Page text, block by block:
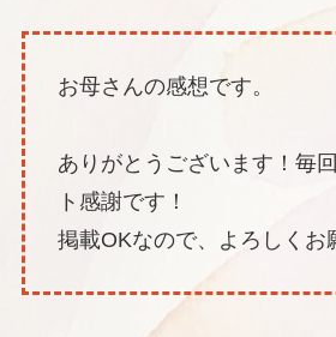
お母さんの感想です。
ありがとうございます！毎
ト感謝です！
掲載OKなので、よろしくお